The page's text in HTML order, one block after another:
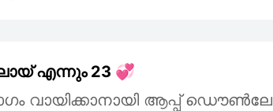
എന്നും 23 💞
വായിക്കാനായി ആപ്പ്